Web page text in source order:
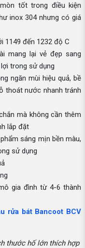
tốt trong điều kiện
inox 304 nhưng có giá
1149 đến 1232 độ C
mang lại vẻ đẹp sang
trong sử dụng
ngăn mùi hiệu quả, bề
thoát nước nhanh tránh
mà không cần thêm
lắp đặt
sáng mịn bền màu,
sử dụng
gia đình từ 4-6 thành
rửa bát Bancoot BCV
thước hố lớn thích hợp